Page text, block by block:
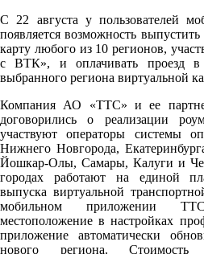
С 22 августа у пользователей
появляется возможность
карту любого из 10 регионов,
с ВТК», и оплачивать проезд в
выбранного региона виртуальной
Компания АО «ТТС» и ее
договорились о реализации
участвуют операторы системы
Нижнего Новгорода,
Йошкар-Олы, Самары, Калуги и
городах работают на единой
выпуска виртуальной
мобильном приложении
местоположение в настройках
приложение автоматически
нового региона. Стоимость